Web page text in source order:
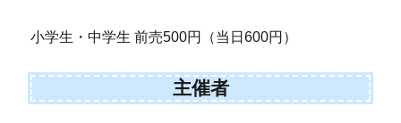
小学生・中学生 前売500円（当日600円）
主催者